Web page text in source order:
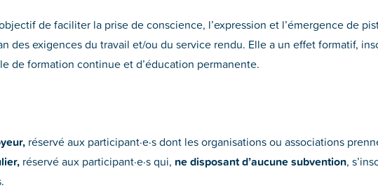
de faciliter la prise de conscience, l’expression et l’émergence de
des exigences du travail et/ou du service rendu. Elle a un effet formatif,
de formation continue et d’éducation permanente.
réservé aux participant·e·s dont les organisations ou associations
réservé aux participant·e·s qui, ne disposant d’aucune subvention,